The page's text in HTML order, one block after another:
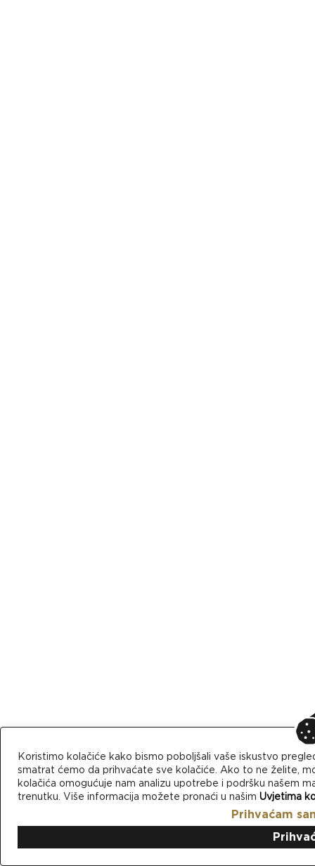
Koristimo kolačiće kako bismo poboljšali vaše iskustvo
smatrat ćemo da prihvaćate sve kolačiće. Ako to ne želite,
kolačića omogućuje nam analizu upotrebe i podršku našem
trenutku. Više informacija možete pronaći u našim Uvjetima
Prihvaćam